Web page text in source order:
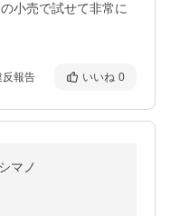
小売で試せて非常に
反報告 いいね 0
マノ